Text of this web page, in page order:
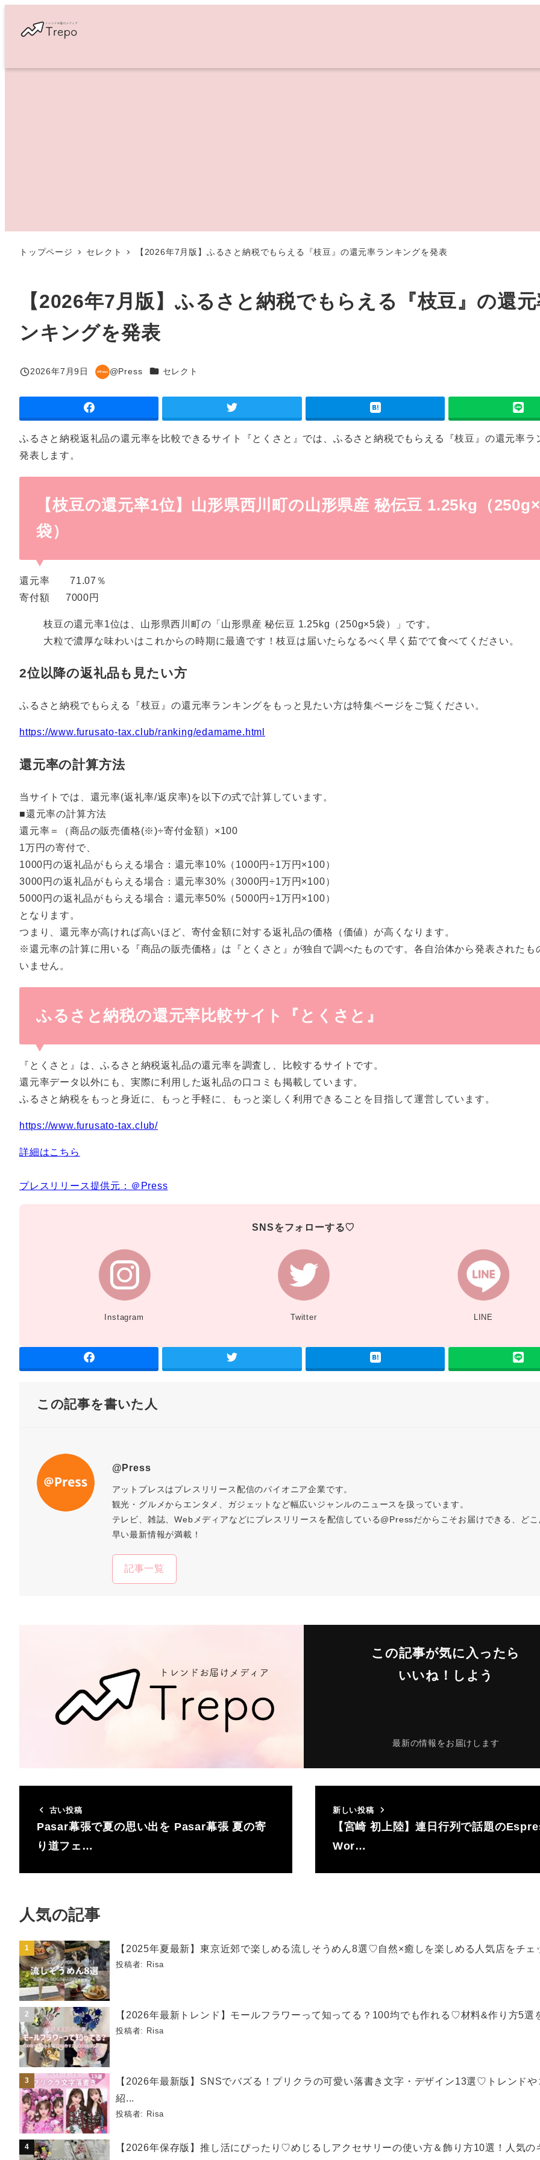
トップページ セレクト 【2026年7月版】ふるさと納税でもらえる『枝豆』の還元率ランキングを発表
【2026年7月版】ふるさと納税でもらえる『枝豆』の還
ンキングを発表
投稿日
2026年7月9日
著
@Press カテゴリー
セレクト
ふるさと納税返礼品の還元率を比較できるサイト『とくさと』では、ふるさと納税でもらえる『枝豆』の還元率ラ
発表します。
【枝豆の還元率1位】山形県西川町の山形県産 秘伝豆 1.25kg（
袋）
還元率 71.07％
寄付額 7000円
枝豆の還元率1位は、山形県西川町の「山形県産 秘伝豆 1.25kg（250g×5袋）」です。
大粒で濃厚な味わいはこれからの時期に最適です！枝豆は届いたらなるべく早く茹でて食べてください。
2位以降の返礼品も見たい方
ふるさと納税でもらえる『枝豆』の還元率ランキングをもっと見たい方は特集ページをご覧ください。
https://www.furusato-tax.club/ranking/edamame.html
還元率の計算方法
当サイトでは、還元率(返礼率/返戻率)を以下の式で計算しています。
■還元率の計算方法
還元率＝（商品の販売価格(※)÷寄付金額）×100
1万円の寄付で、
1000円の返礼品がもらえる場合：還元率10%（1000円÷1万円×100）
3000円の返礼品がもらえる場合：還元率30%（3000円÷1万円×100）
5000円の返礼品がもらえる場合：還元率50%（5000円÷1万円×100）
となります。
つまり、還元率が高ければ高いほど、寄付金額に対する返礼品の価格（価値）が高くなります。
※還元率の計算に用いる『商品の販売価格』は『とくさと』が独自で調べたものです。各自治体から発表されたも
いません。
ふるさと納税の還元率比較サイト『とくさと』
『とくさと』は、ふるさと納税返礼品の還元率を調査し、比較するサイトです。
還元率データ以外にも、実際に利用した返礼品の口コミも掲載しています。
ふるさと納税をもっと身近に、もっと手軽に、もっと楽しく利用できることを目指して運営しています。
https://www.furusato-tax.club/
詳細はこちら
プレスリリース提供元：＠Press
SNSをフォローする♡
Instagram Twitter LINE
この記事を書いた人
@Press
アットプレスはプレスリリース配信のパイオニア企業です。
観光・グルメからエンタメ、ガジェットなど幅広いジャンルのニュースを扱っています。
テレビ、雑誌、Webメディアなどにプレスリリースを配信している@Pressだからこそお届けできる、ど
早い最新情報が満載！
記事一覧
この記事が気に入ったら
いいね！しよう
最新の情報をお届けします
古い投稿
Pasar幕張で夏の思い出を Pasar幕張 夏の寄
り道フェ…
新しい投稿
【宮崎 初上陸】連日行列で話題の
Wor…
人気の記事
【2025年夏最新】東京近郊で楽しめる流しそうめん8選♡自然×癒しを楽しめる人気店をチェ
投稿者: Risa
【2026年最新トレンド】モールフラワーって知ってる？100均でも作れる♡材料&作り方5選
投稿者: Risa
【2026年最新版】SNSでバズる！プリクラの可愛い落書き文字・デザイン13選♡トレンドや
紹...
投稿者: Risa
【2026年保存版】推し活にぴったり♡めじるしアクセサリーの使い方＆飾り方10選！人気の